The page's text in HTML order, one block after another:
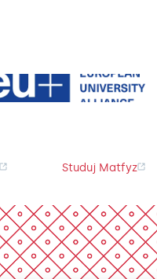
Studuj Matfyz